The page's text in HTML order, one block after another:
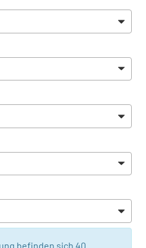
befinden sich 40